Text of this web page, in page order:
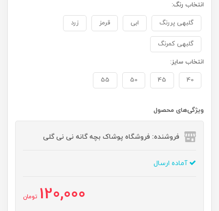
انتخاب رنگ:
گلبهی پررنگ ابی قرمز زرد
گلبهی کمرنگ
انتخاب سایز:
40
45
50
55
ویژگی‌های محصول
فروشنده: فروشگاه پوشاک بچه گانه نی نی گلی
آماده ارسال
120,000 تومان